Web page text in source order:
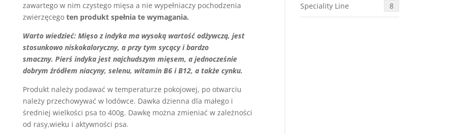
zawartego w nim czystego mięsa a nie wypełniaczy pochodzenia
zwierzęcego ten produkt spełnia te wymagania.
Warto wiedzieć: Mięso z indyka ma wysoką wartość odżywczą, jest
stosunkowo niskokaloryczny, a przy tym sycący i bardzo
smaczny. Pierś indyka jest najchudszym mięsem, a jednocześnie
dobrym źródłem niacyny, selenu, witamin B6 i B12, a także cynku.
Produkt należy podawać w temperaturze pokojowej, po otwarciu
należy przechowywać w lodówce. Dawka dzienna dla małego i
średniej wielkości psa to 400g. Dawkę można zmieniać w zależności
od rasy,wieku i aktywności psa.
Speciality Line 8